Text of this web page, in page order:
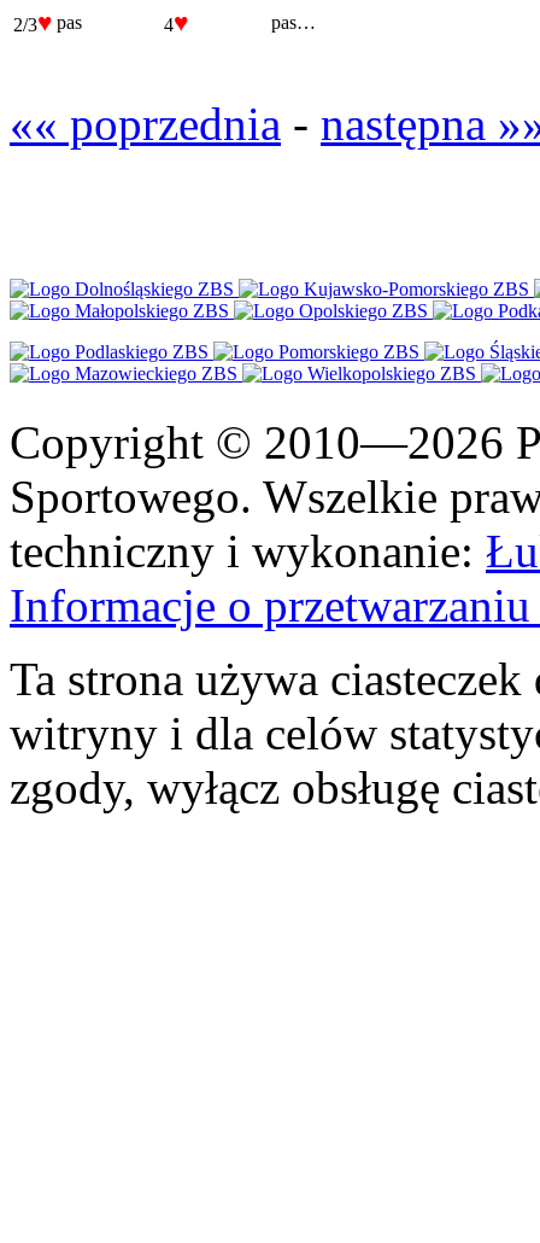
2/3♥ pas 4♥ pas…
«« poprzednia - następna
Copyright © 2010—2026
Sportowego. Wszelkie
techniczny i wykonanie:
Informacje o
Ta strona używa
witryny i dla celów
zgody, wyłącz obsługę